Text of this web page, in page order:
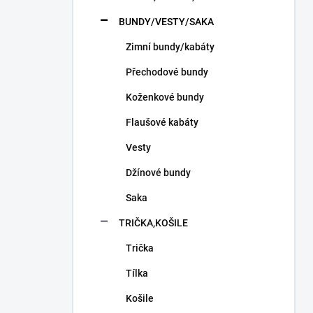
BUNDY/VESTY/SAKA
Zimní bundy/kabáty
Přechodové bundy
Koženkové bundy
Flaušové kabáty
Vesty
Džínové bundy
Saka
TRIČKA,KOŠILE
Trička
Tílka
Košile